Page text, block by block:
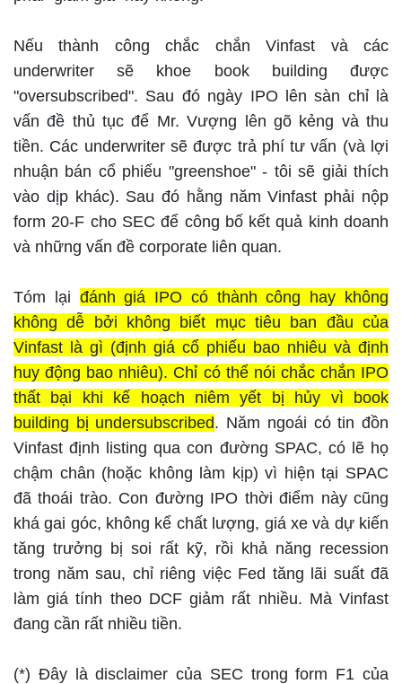
Nếu thành công chắc chắn Vinfast và các
underwriter sẽ khoe book building được
"oversubscribed". Sau đó ngày IPO lên sàn chỉ là
vấn đề thủ tục để Mr. Vượng lên gõ kẻng và thu
tiền. Các underwriter sẽ được trả phí tư vấn (và lợi
nhuận bán cổ phiếu "greenshoe" - tôi sẽ giải thích
vào dịp khác). Sau đó hằng năm Vinfast phải nộp
form 20-F cho SEC để công bố kết quả kinh doanh
và những vấn đề corporate liên quan.
Tóm lại đánh giá IPO có thành công hay không
không dễ bởi không biết mục tiêu ban đầu của
Vinfast là gì (định giá cổ phiếu bao nhiêu và định
huy động bao nhiêu). Chỉ có thể nói chắc chắn IPO
thất bại khi kế hoạch niêm yết bị hủy vì book
building bị undersubscribed. Năm ngoái có tin đồn
Vinfast định listing qua con đường SPAC, có lẽ họ
chậm chân (hoặc không làm kịp) vì hiện tại SPAC
đã thoái trào. Con đường IPO thời điểm này cũng
khá gai góc, không kể chất lượng, giá xe và dự kiến
tăng trưởng bị soi rất kỹ, rồi khả năng recession
trong năm sau, chỉ riêng việc Fed tăng lãi suất đã
làm giá tính theo DCF giảm rất nhiều. Mà Vinfast
đang cần rất nhiều tiền.
(*) Đây là disclaimer của SEC trong form F1 của